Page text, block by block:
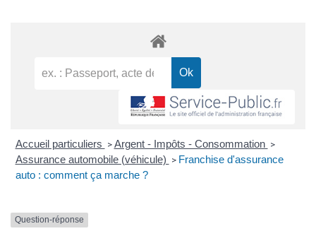
Accueil particuliers > Argent - Impôts - Consommation >
Assurance automobile (véhicule) > Franchise d'assurance
auto : comment ça marche ?
Question-réponse